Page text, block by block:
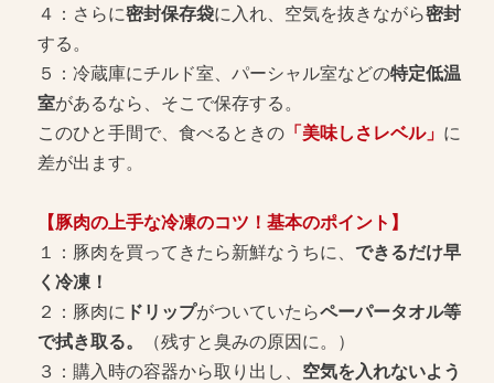
４：さらに密封保存袋に入れ、空気を抜きながら密封
する。
５：冷蔵庫にチルド室、パーシャル室などの特定低温
室があるなら、そこで保存する。
このひと手間で、食べるときの「美味しさレベル」 に
差が出ます。
【豚肉の上手な冷凍のコツ！基本のポイント】
１：豚肉を買ってきたら新鮮なうちに、 できるだけ早
く冷凍！
２：豚肉に ドリップがついていたらペーパータオル等
で拭き取る。
（残すと臭みの原因に。）
３：購入時の容器から取り出し、 空気を入れないよう